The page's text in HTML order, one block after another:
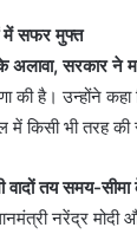
में सफर मुफ्त
अलावा, सरकार ने म
की है। उन्होंने
में किसी भी तरह की
वादों तय समय-सीमा
नरेंद्र मोदी